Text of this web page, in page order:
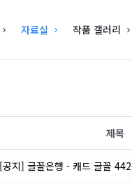
자료실 작품 갤러리
제목
[공지] 글꼴은행 - 캐드 글꼴